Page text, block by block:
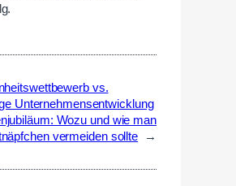
vs.
Unternehmensentwicklung
Wozu und wie man
vermeiden sollte
→